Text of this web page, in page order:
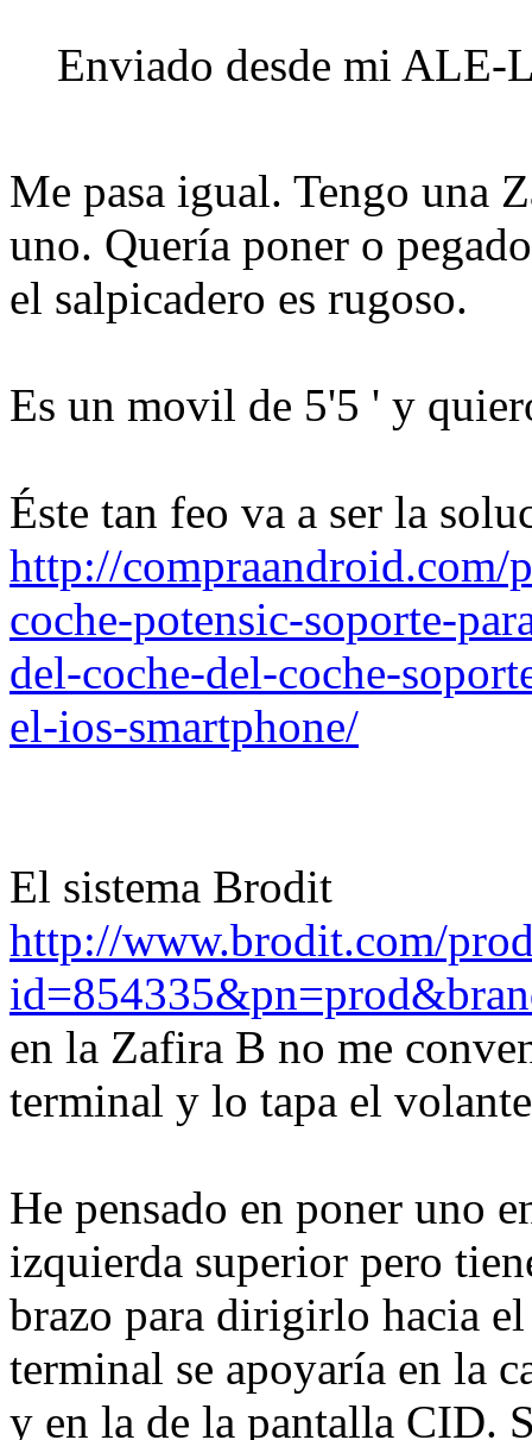
Enviado desde mi ALE-
Me pasa igual. Tengo una
uno. Quería poner o
el salpicadero es rugoso.
Es un movil de 5'5 ' y
Éste tan feo va a ser la
http://
coche-potensic-soporte-
del-coche-del-coche-
el-ios-smartphone/
El sistema Brodit
http://www.brodit.com/
en la Zafira B no me
terminal y lo tapa el
He pensado en poner uno
izquierda superior pero
brazo para dirigirlo hacia
terminal se apoyaría en la
y en la de la pantalla CID.